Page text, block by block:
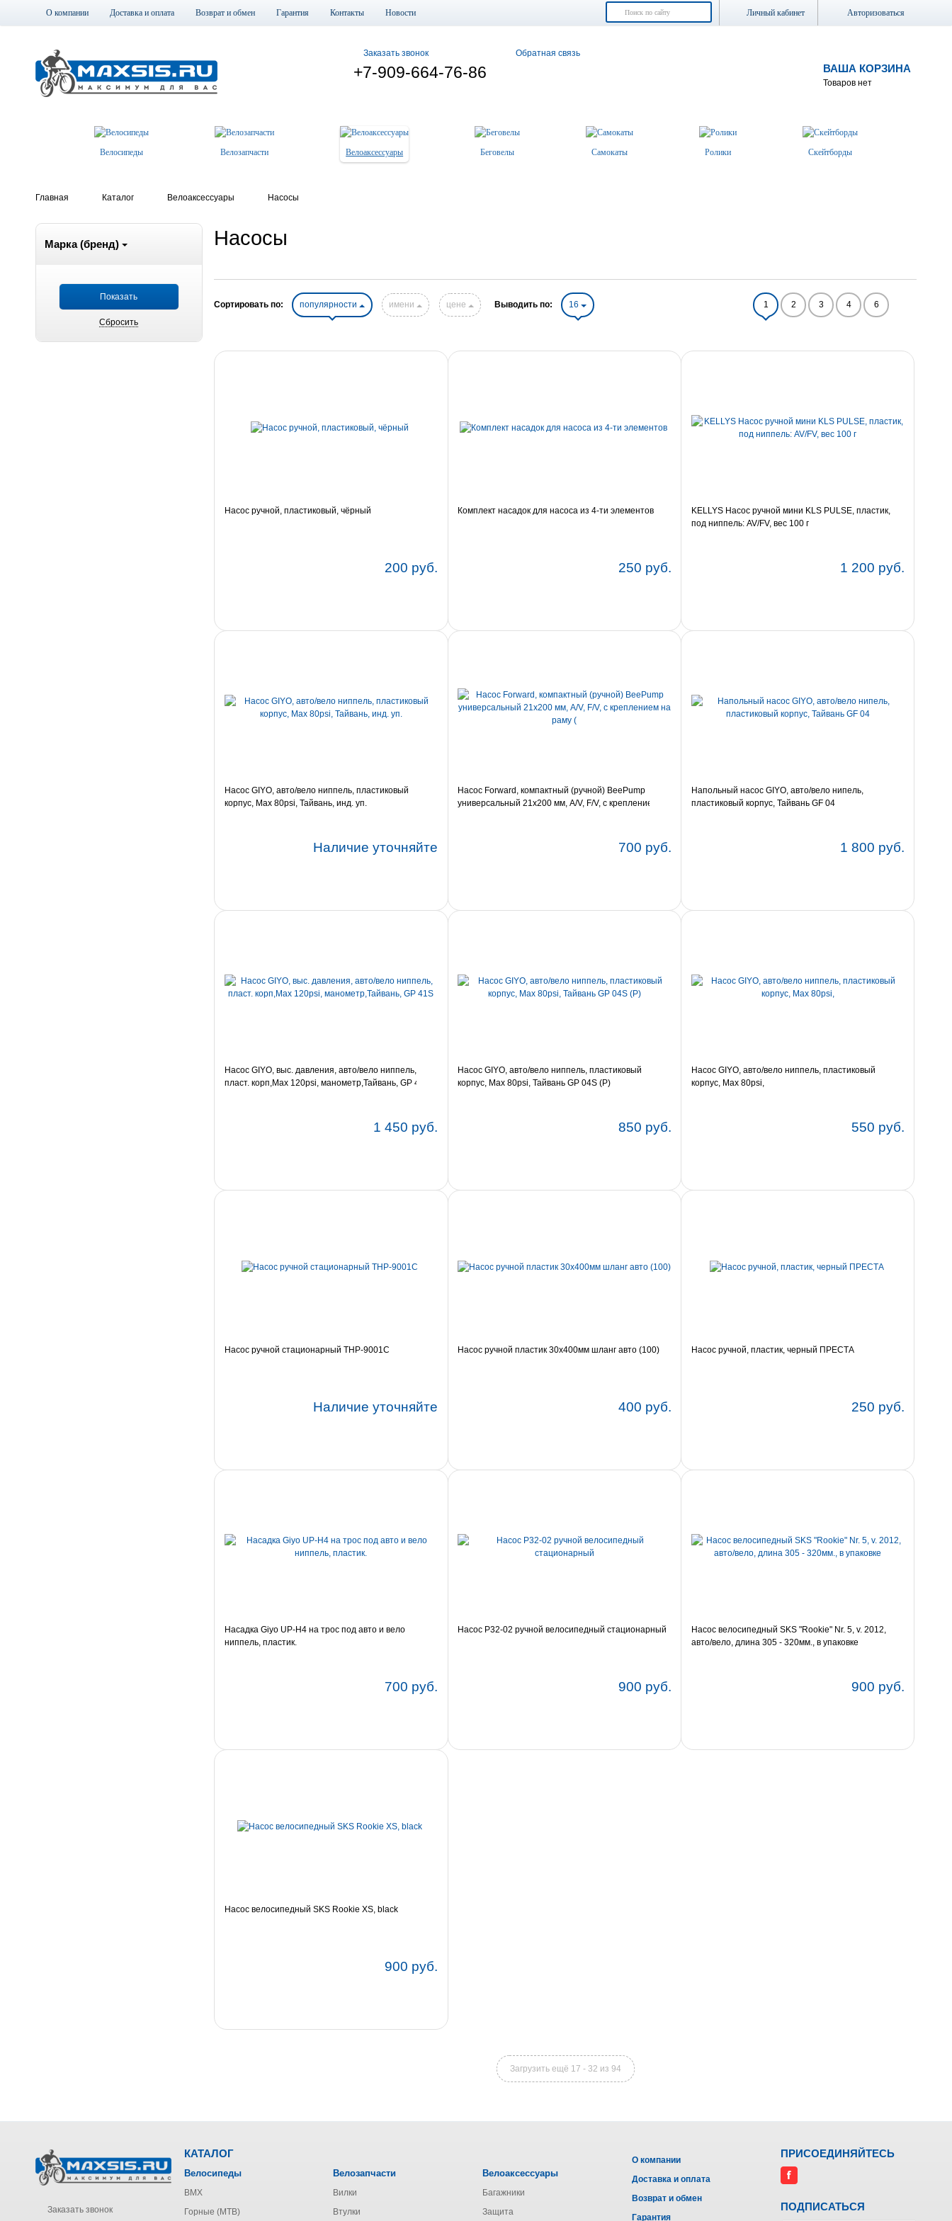
Личный кабинет Авторизоваться
О компании Доставка и оплата Возврат и обмен Гарантия Контакты Новости
ВАША КОРЗИНА
Товаров нет
Заказать звонок
+7-909-664-76-86
Обратная связь
Велосипеды Велозапчасти Велоаксессуары Беговелы Самокаты Ролики Скейтборды
Главная Каталог Велоаксессуары Насосы
Марка (бренд) Насосы
Сортировать по: популярности имени цене Выводить по: 16 1 2 3 4 6
Насос ручной, пластиковый, чёрный
200 руб.
Комплект насадок для насоса из 4-ти элементов
250 руб.
KELLYS Насос ручной мини KLS PULSE, пластик,
под ниппель: AV/FV, вес 100 г
1 200 руб.
Насос GIYO, aвто/вело ниппель, пластиковый
корпус, Max 80psi, Тайвань, инд. уп.
Наличие уточняйте
Насос Forward, компактный (ручной) BeePump
универсальный 21x200 мм, A/V, F/V, с креплением на
700 руб.
Напольный насос GIYO, авто/вело нипель,
пластиковый корпус, Тайвань GF 04
1 800 руб.
Насос GIYO, выс. давления, авто/вело ниппель,
пласт. корп,Мах 120psi, манометр,Тайвань, GP 41S
1 450 руб.
Насос GIYO, aвто/вело ниппель, пластиковый
корпус, Max 80psi, Тайвань GP 04S (P)
850 руб.
Насос GIYO, авто/вело ниппель, пластиковый
корпус, Max 80psi,
550 руб.
Насос ручной стационарный THP-9001C
Наличие уточняйте
Насос ручной пластик 30x400мм шланг авто (100)
400 руб.
Насос ручной, пластик, черный ПРЕСТА
250 руб.
Насадка Giyo UP-H4 на трос под авто и вело
ниппель, пластик.
700 руб.
Насос P32-02 ручной велосипедный стационарный
900 руб.
Насос велосипедный SKS "Rookie" Nr. 5, v. 2012,
авто/вело, длина 305 - 320мм., в упаковке
900 руб.
Насос велосипедный SKS Rookie XS, black
900 руб.
Загрузить ещё 17 - 32 из 94
Заказать звонок
КАТАЛОГ
Велосипеды
BMX
Горные (MTB)
Велозапчасти
Вилки
Втулки
Велоаксессуары
Багажники
Защита
О компании
Доставка и оплата
Возврат и обмен
Гарантия
ПРИСОЕДИНЯЙТЕСЬ
ПОДПИСАТЬСЯ